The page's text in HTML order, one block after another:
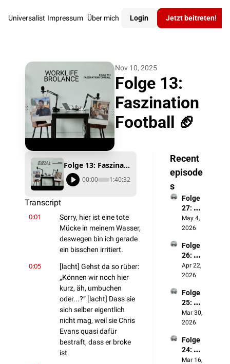
Universalist Impressum Über mich Login Jetzt beitreten!
Nov 10, 2025
Folge 13:
Faszination
Football 🏈
Folge 13: Faszination Football 🏈
00:00 1:40:32
Transcript
0:01
Sorry, hier ist eine tote
Mücke in meinem Wasser,
deswegen bin ich gerade
ein bisschen irritiert.
0:05
[lacht] Gehst da so rüber:
„Können wir noch hier
kurz, äh, umbuchen
oder...?“ [lacht] Dass sie
sich selber eigentlich
nicht mag, weil sie Chris
Evans quasi dafür
bestraft, dass er broke
ist.
Recent
episode
s
Folge
27:
Politik
verdro
it
May 4,
2026
Folge
26:
Was
wir
m 20-
jährige
n Ich
raten
Apr 22,
2026
Folge
25: 🪄
Harry
Potter
l (mit
Niklas)
Mar 30,
2026
Folge
24:
Social
Mar 16,